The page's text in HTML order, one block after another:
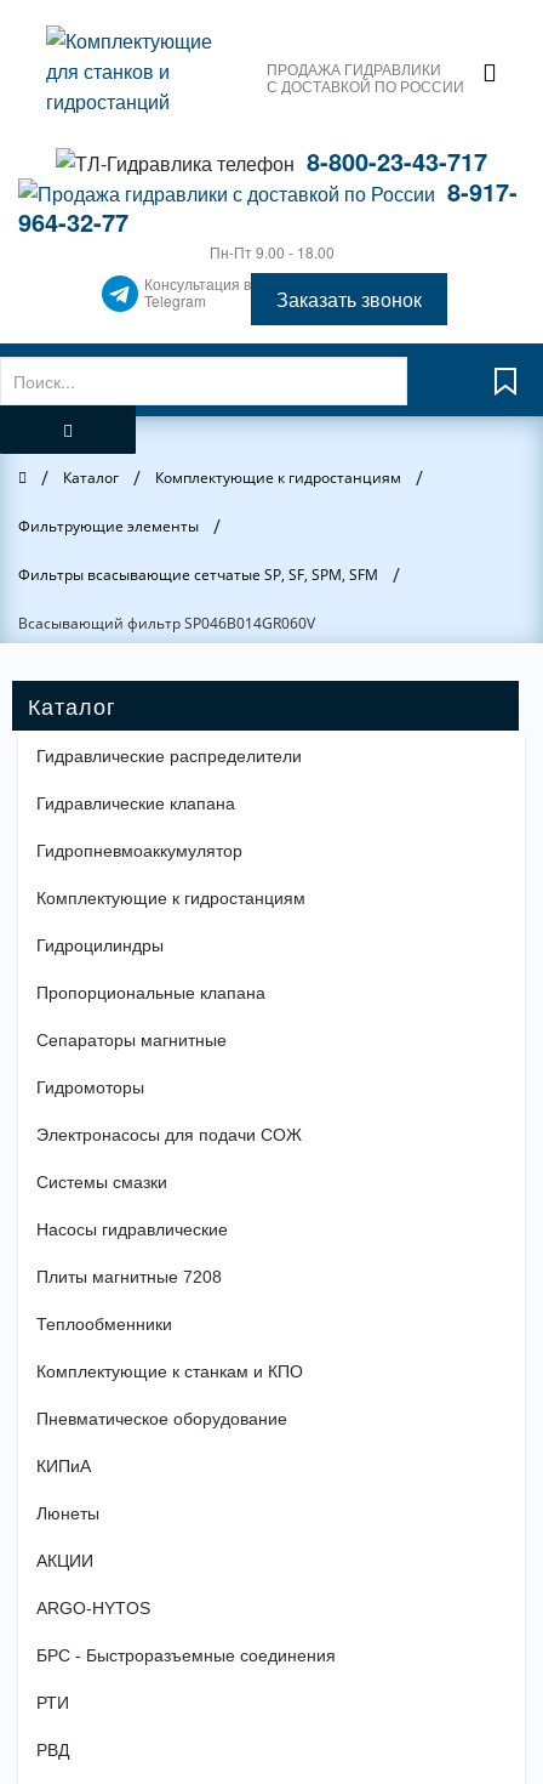
ПРОДАЖА ГИДРАВЛИКИ
С ДОСТАВКОЙ ПО РОССИИ
8-800-23-43-717
8-917-
964-32-77
Пн-Пт 9.00 - 18.00
Консультация в
Telegram
Заказать звонок
Главная
/ Каталог / Комплектующие к гидростанциям /
Фильтрующие элементы /
Фильтры всасывающие сетчатые SP, SF, SPM, SFM /
Всасывающий фильтр SP046B014GR060V
Гидравлические распределители
Гидравлические клапана
Гидропневмоаккумулятор
Комплектующие к гидростанциям
Гидроцилиндры
Пропорциональные клапана
Сепараторы магнитные
Гидромоторы
Электронасосы для подачи СОЖ
Системы смазки
Насосы гидравлические
Плиты магнитные 7208
Теплообменники
Комплектующие к станкам и КПО
Пневматическое оборудование
КИПиА
Люнеты
АКЦИИ
ARGO-HYTOS
БРС - Быстроразъемные соединения
РТИ
РВД